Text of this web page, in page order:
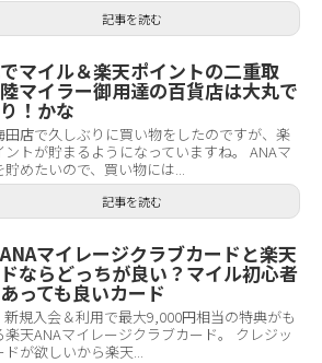
記事を読む
マイル＆楽天ポイントの二重取
マイラー御用達の百貨店は大丸で
！かな
田店で久しぶりに買い物をしたのですが、楽
ントが貯まるようになっていますね。 ANAマ
めたいので、買い物には...
記事を読む
マイレージクラブカードと楽天
ならどっちが良い？マイル初心者
っても良いカード
新規入会＆利用で最大9,000円相当の特典がも
楽天ANAマイレージクラブカード。 クレジッ
ドが欲しいから楽天...